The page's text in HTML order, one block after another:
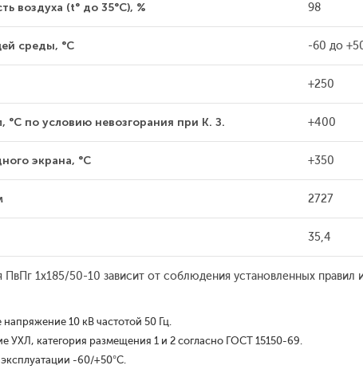
воздуха (t° до 35°С), % 98
среды, °С -60 до
+250
°С по условию невозгорания при К. З. +400
экрана, °С +350
2727
35,4
ПвПг 1x185/50-10 зависит от соблюдения установленных
10 кВ частотой 50 Гц.
УХЛ, категория размещения 1 и 2 согласно ГОСТ 15150-69.
-60/+50°С.